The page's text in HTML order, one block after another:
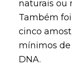
naturais ou
Também
cinco
mínimos
DNA.